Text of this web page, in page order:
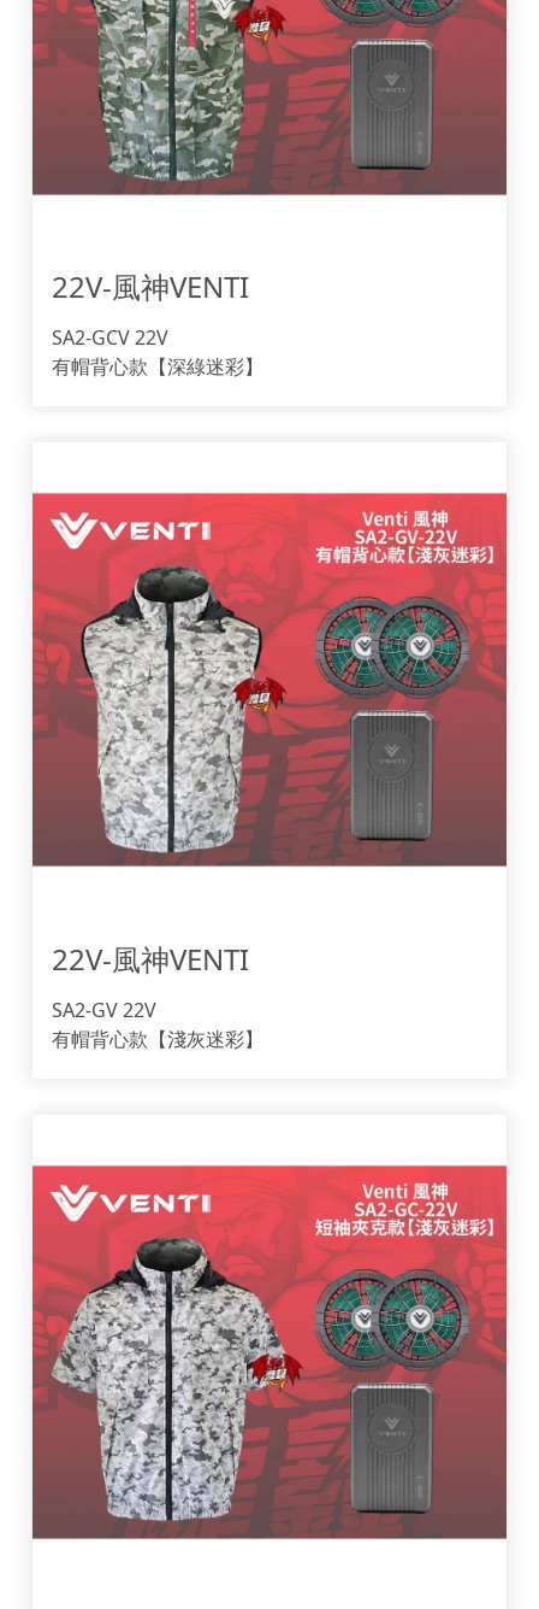
22V-風神VENTI
SA2-GCV 22V
有帽背心款【深綠迷彩】
22V-風神VENTI
SA2-GV 22V
有帽背心款【淺灰迷彩】